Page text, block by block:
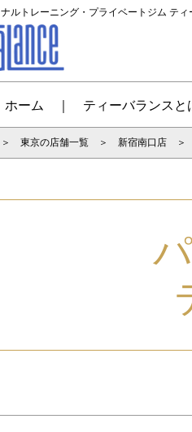
ルトレーニング・プライベートジム テ
ホーム ティーバランスと
東京の店舗一覧 新宿南口店